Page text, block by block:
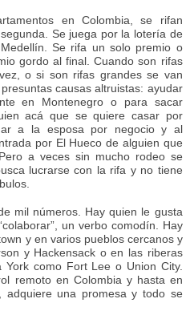
en Colombia, se rifan
Se juega por la lotería de
Se rifa un solo premio o
gordo al final. Cuando son rifas
o si son rifas grandes se van
causas altruistas: ayudar
en Montenegro o para sacar
acá que se quiere casar por
a la esposa por negocio y al
por El Hueco de alguien que
a veces sin mucho rodeo se
lucrarse con la rifa y no tiene
mil números. Hay quien le gusta
un verbo comodín. Hay
y en varios pueblos cercanos y
y Hackensack o en las riberas
como Fort Lee o Union City.
remoto en Colombia y hasta en
adquiere una promesa y todo se